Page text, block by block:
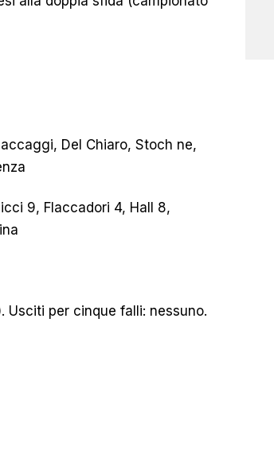
Del Chiaro, Stoch ne,
9, Flaccadori 4, Hall 8,
Usciti per cinque falli: nessuno.